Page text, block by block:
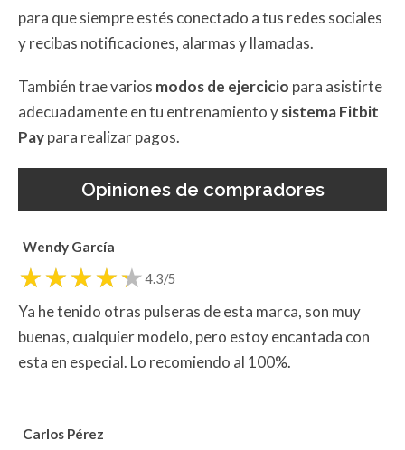
para que siempre estés conectado a tus redes sociales
y recibas notificaciones, alarmas y llamadas.
También trae varios modos de ejercicio para asistirte
adecuadamente en tu entrenamiento ysistema Fitbit
Paypara realizar pagos.
Opiniones de compradores
Wendy García
4.3/5
Ya he tenido otras pulseras de esta marca, son muy
buenas, cualquier modelo, pero estoy encantada con
esta en especial. Lo recomiendo al 100%.
Carlos Pérez